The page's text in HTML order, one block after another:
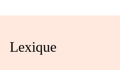
Lexique